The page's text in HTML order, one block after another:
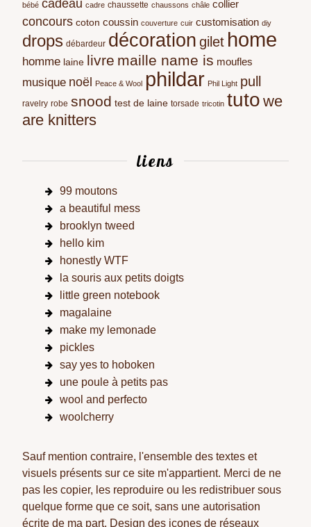
bébé cadeau cadre chaussette chaussons châle collier
concours coton coussin couverture cuir customisation diy
drops débardeur décoration gilet home
homme laine livre maille name is moufles
musique noël Peace & Wool phildar Phil Light pull
ravelry robe snood test de laine torsade tricotin tuto we
are knitters
liens
99 moutons
a beautiful mess
brooklyn tweed
hello kim
honestly WTF
la souris aux petits doigts
little green notebook
magalaine
make my lemonade
pickles
say yes to hoboken
une poule à petits pas
wool and perfecto
woolcherry
Sauf mention contraire, l'ensemble des textes et
visuels présents sur ce site m'appartient. Merci de ne
pas les copier, les reproduire ou les redistribuer sous
quelque forme que ce soit, sans une autorisation
écrite de ma part. Design des icones de réseaux